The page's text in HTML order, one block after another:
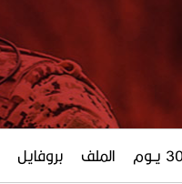
30 يــوم الملف بروفايل